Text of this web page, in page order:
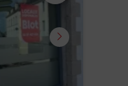
ou